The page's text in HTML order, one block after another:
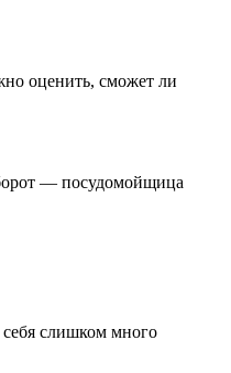
оценить, сможет ли
— посудомойщица
себя слишком много